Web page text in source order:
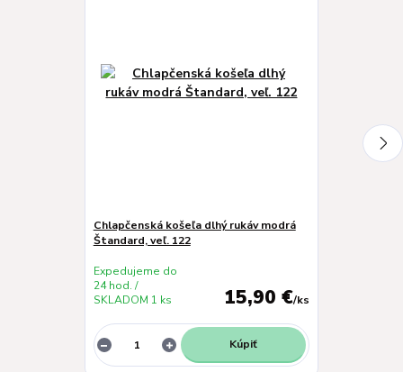
Chlapčenská košeľa dlhý rukáv modrá
Štandard, veľ. 122
15,90 €/ks
Expedujeme do
24 hod. /
SKLADOM 1 ks
Kúpiť